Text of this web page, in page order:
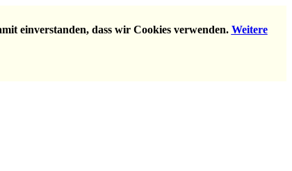
einverstanden, dass wir Cookies verwenden. Weitere